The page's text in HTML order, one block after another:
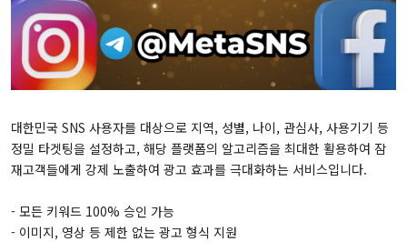
대한민국 SNS 사용자를 대상으로 지역, 성별, 나이, 관심사, 사용기기 등
정밀 타겟팅을 설정하고, 해당 플랫폼의 알고리즘을 최대한 활용하여 잠
재고객들에게 강제 노출하여 광고 효과를 극대화하는 서비스입니다.
- 모든 키워드 100% 승인 가능
- 이미지, 영상 등 제한 없는 광고 형식 지원